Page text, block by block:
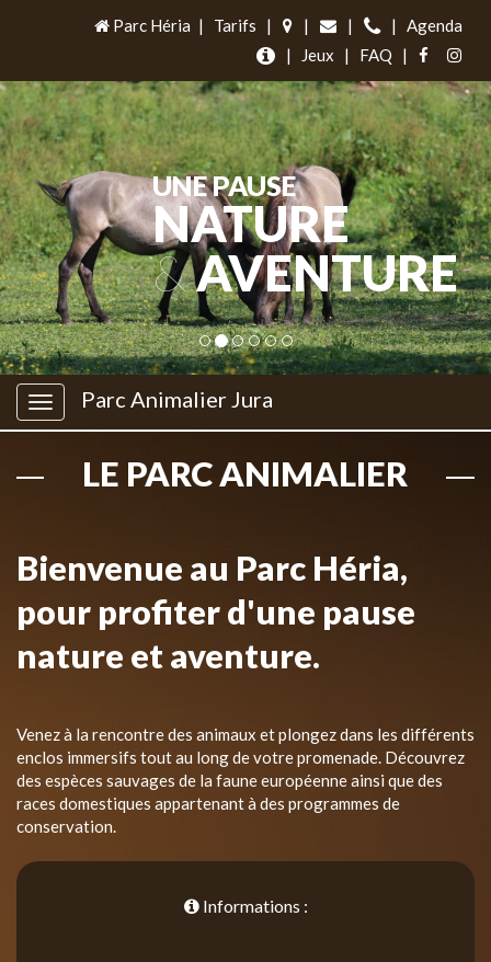
Parc Héria | Tarifs | | | |
Agenda
|
Jeux | FAQ |
UNE PAUSE
NATURE
&AVENTURE
Parc Animalier Jura
LE PARC ANIMALIER
Bienvenue au Parc Héria,
pour profiter d'une pause
nature et aventure.
Venez à la rencontre des animaux et plongez dans les différents
enclos immersifs tout au long de votre promenade. Découvrez
des espèces sauvages de la faune européenne ainsi que des
races domestiques appartenant à des programmes de
conservation.
Informations :